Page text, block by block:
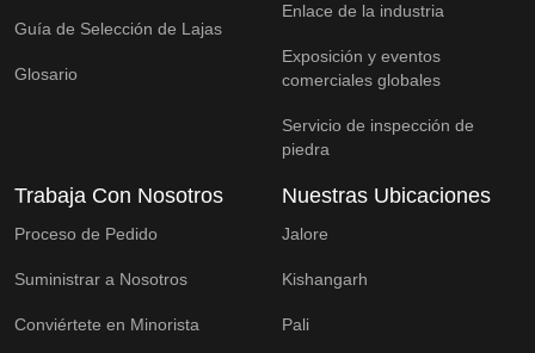
Guía de Selección de Lajas
Glosario
Enlace de la industria
Exposición y eventos
comerciales globales
Servicio de inspección de
piedra
Trabaja Con Nosotros
Proceso de Pedido
Suministrar a Nosotros
Conviértete en Minorista
Nuestras Ubicaciones
Jalore
Kishangarh
Pali